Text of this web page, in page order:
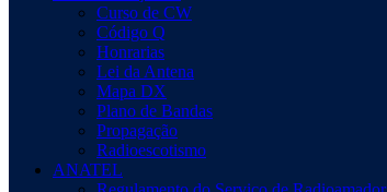
Curso de CW
Código Q
Honrarias
Lei da Antena
Mapa DX
Plano de Bandas
Propagação
Radioescotismo
ANATEL